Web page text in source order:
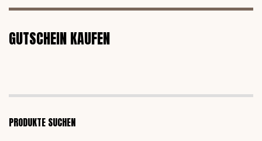
GUTSCHEIN KAUFEN
PRODUKTE SUCHEN